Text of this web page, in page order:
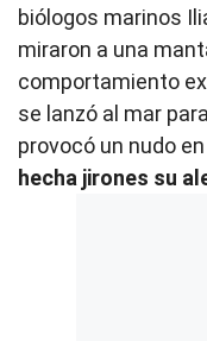
biólogos marinos
miraron a una
comportamiento
se lanzó al mar
provocó un nudo
hecha jirones su